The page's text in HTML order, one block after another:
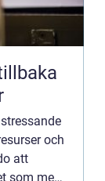
och
att
som mest.